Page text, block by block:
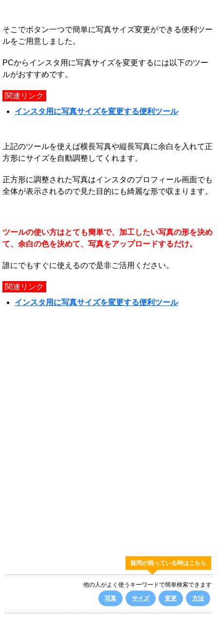
そこでボタン一つで簡単に写真サイズ変更ができる便利ツー
ルをご用意しました。
PCからインスタ用に写真サイズを変更するには以下のツー
ルがおすすめです。
関連リンク
インスタ用に写真サイズを変更する便利ツール
上記のツールを使えば横長写真や縦長写真に余白を入れて正
方形にサイズを自動調整してくれます。
正方形に調整された写真はインスタのプロフィール画面でも
全体が表示されるので見た目的にも綺麗な形で収まります。
ツールの使い方はとても簡単で、加工したい写真の形を決め
て、余白の色を決めて、写真をアップロードするだけ。
誰にでもすぐに使えるので是非ご活用ください。
関連リンク
インスタ用に写真サイズを変更する便利ツール
疑問が残っている時はこちら
他の人がよく使うキーワードで簡単検索できます
写真
サイズ 変更 方法